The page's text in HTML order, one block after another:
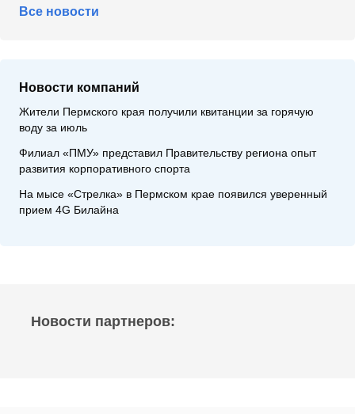
Все новости
Новости компаний
Жители Пермского края получили квитанции за горячую
воду за июль
Филиал «ПМУ» представил Правительству региона опыт
развития корпоративного спорта
На мысе «Стрелка» в Пермском крае появился уверенный
прием 4G Билайна
Новости партнеров: